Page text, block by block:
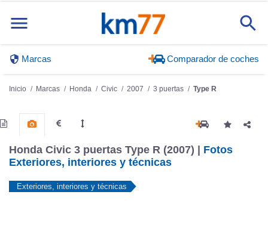
Marcas Comparador de coches
Inicio Marcas Honda Civic 2007 3 puertas Type R
Honda Civic 3 puertas Type R (2007) | Fotos
Exteriores, interiores y técnicas
Exteriores, interiores y técnicas